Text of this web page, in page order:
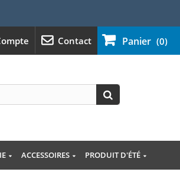
Panier (0)
Contact
ACCESSOIRES PRODUIT D'ÉTÉ